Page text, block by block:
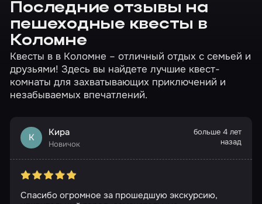
Последние отзывы на
пешеходные квесты в
Коломне
Квесты в в Коломне – отличный отдых с семьей и
друзьями! Здесь вы найдете лучшие квест-
комнаты для захватывающих приключений и
незабываемых впечатлений.
К Кира
Новичок
больше 4 лет
назад
Спасибо огромное за прошедшую экскурсию,